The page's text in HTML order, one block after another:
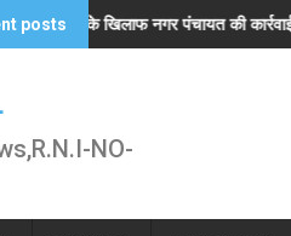
posts
पंचायत की कार्रवाई, सब्जी विक्रेताओं से
NO-